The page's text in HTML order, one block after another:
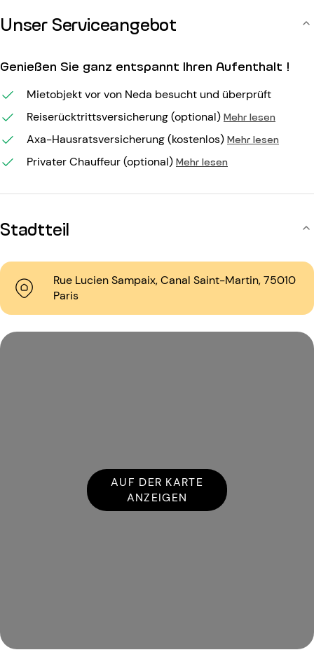
Unser Serviceangebot
Genießen Sie ganz entspannt Ihren Aufenthalt !
Mietobjekt vor von Neda besucht und überprüft
Reiserücktrittsversicherung (optional) Mehr lesen
Axa-Hausratsversicherung (kostenlos) Mehr lesen
Privater Chauffeur (optional) Mehr lesen
Stadtteil
Rue Lucien Sampaix, Canal Saint-Martin, 75010
Paris
AUF DER KARTE
ANZEIGEN